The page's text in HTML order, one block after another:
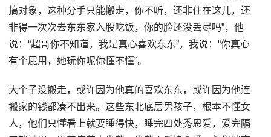
搞对象，这种分手只能搬走，你不听，还非住在这儿，还
非得一次次去东东家入股吃饭，你的脸还没丢尽吗”，他
说：“超哥你不知道，我是真心喜欢东东”，我说：“你真心
有个屁用，她玩你呢你懂不懂”。
大个子没搬走，或许因为他真的喜欢东东，或许因为他连
搬家的钱都凑不出来。这些东北底层男孩子，根本不懂女
人，他们只懂看上就要睡得快，睡完四处秀恩爱，爱完隔